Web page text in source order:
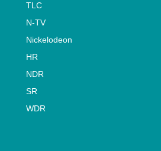
TLC
N-TV
Nickelodeon
HR
NDR
SR
WDR